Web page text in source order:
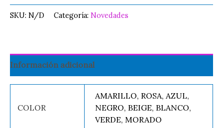
SKU: N/D Categoría: Novedades
Información adicional
COLOR
AMARILLO, ROSA, AZUL,
NEGRO, BEIGE, BLANCO,
VERDE, MORADO